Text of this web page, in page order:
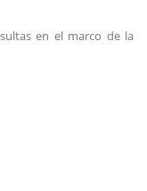
en el marco de la